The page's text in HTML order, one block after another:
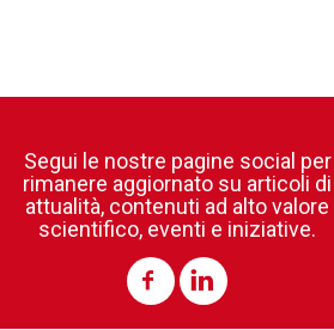
Segui le nostre pagine social per
rimanere aggiornato su articoli di
attualità, contenuti ad alto valore
scientifico, eventi e iniziative.